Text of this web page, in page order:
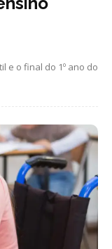
e o final do 1º ano do